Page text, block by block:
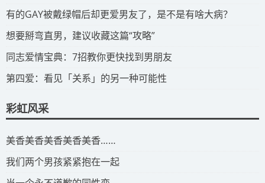
​有的GAY被戴绿帽后却更爱男友了，是不是有啥大病？
​想要掰弯直男，建议收藏这篇“攻略”
​同志爱情宝典：7招教你更快找到男朋友
​第四爱：看见「关系」的另一种可能性
彩虹风采
​美香美香美香美香美香……
我们两个男孩紧紧抱在一起